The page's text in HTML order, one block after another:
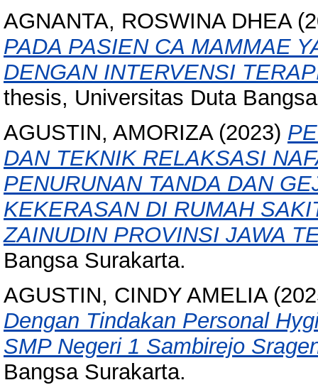
AGNANTA, ROSWINA DHEA
PADA PASIEN CA MAMMAE
DENGAN INTERVENSI
thesis, Universitas Duta
AGUSTIN, AMORIZA(2023)
DAN TEKNIK RELAKSASI
PENURUNAN TANDA DAN
KEKERASAN DI RUMAH
ZAINUDIN PROVINSI JAWA
Bangsa Surakarta.
AGUSTIN, CINDY AMELIA
Dengan Tindakan Personal
SMP Negeri 1 Sambirejo
Bangsa Surakarta.